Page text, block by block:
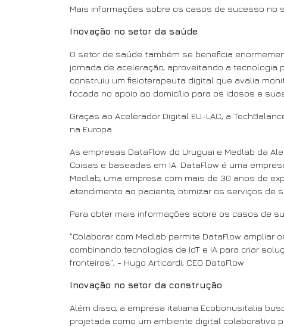
Mais informações sobre os casos de sucesso no
Inovação no setor da saúde
O setor de saúde também se beneficia
jornada de aceleração, aproveitando a tecnologia
construiu um fisioterapeuta digital que avalia
focada no apoio ao domicílio para os idosos e
Graças ao Acelerador Digital EU-LAC, a
na Europa.
As empresas DataFlow do Uruguai e Medlab da
Coisas e baseadas em IA. DataFlow é uma
Medlab, uma empresa com mais de 30 anos de
atendimento ao paciente, otimizar os serviços de
Para obter mais informações sobre os casos de
"Colaborar com Medlab permite DataFlow
combinando tecnologias de IoT e IA para criar
fronteiras", - Hugo Articardi, CEO DataFlow
Inovação no setor da construção
Além disso, a empresa italiana Ecobonusitalia
projetada como um ambiente digital colaborativo